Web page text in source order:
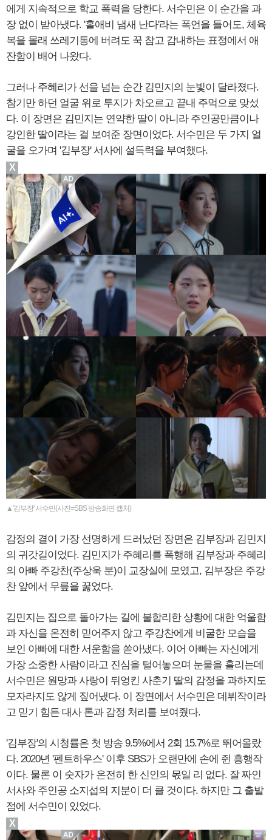
에게 지속적으로 학교 폭력을 당한다. 서수민은 이 순간을 과
장 없이 받아냈다. '홀애비 냄새 난다'라는 폭언을 들어도, 체육
복을 몰래 쓰레기통에 버려도 꾹 참고 감내하는 표정에서 애
잔함이 배어 나왔다.
그러나 주혜리가 선을 넘는 순간 김민지의 눈빛이 달라졌다.
참기만 하던 얼굴 위로 투지가 차오르고 끝내 주먹으로 맞섰
다. 이 장면은 김민지는 연약한 딸이 아니라 주인공만큼이나
강인한 딸이라는 걸 보여준 장면이었다. 서수민은 두 가지 얼
굴을 오가며 '김부장' 서사에 설득력을 부여했다.
▲'김부장' 서수민(사진=SBS 방송화면 캡처)
감정의 결이 가장 선명하게 드러났던 장면은 김부장과 김민지
의 귀갓길이었다. 김민지가 주혜리를 폭행해 김부장과 주혜리
의 아빠 주강찬(주상욱 분)이 교장실에 모였고, 김부장은 주강
찬 앞에서 무릎을 꿇었다.
김민지는 집으로 돌아가는 길에 불합리한 상황에 대한 억울함
과 자신을 온전히 믿어주지 않고 주강찬에게 비굴한 모습을
보인 아빠에 대한 서운함을 쏟아냈다. 이어 아빠는 자신에게
가장 소중한 사람이라고 진심을 털어놓으며 눈물을 흘리는데
서수민은 원망과 사랑이 뒤엉킨 사춘기 딸의 감정을 과하지도
모자라지도 않게 짚어냈다. 이 장면에서 서수민은 데뷔작이라
고 믿기 힘든 대사 톤과 감정 처리를 보여줬다.
'김부장'의 시청률은 첫 방송 9.5%에서 2회 15.7%로 뛰어올랐
다. 2020년 '펜트하우스' 이후 SBS가 오랜만에 손에 쥔 흥행작
이다. 물론 이 숫자가 온전히 한 신인의 몫일 리 없다. 잘 짜인
서사와 주인공 소지섭의 지분이 더 클 것이다. 하지만 그 출발
점에 서수민이 있었다.
X
X